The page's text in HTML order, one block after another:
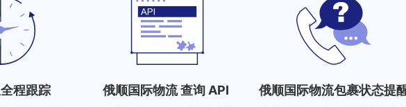
程跟踪 俄顺国际物流 查询 API 俄顺国际物流包裹状态提